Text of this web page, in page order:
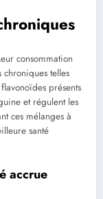
consommation
telles
présents
et régulent les
ces mélanges à
santé
accrue